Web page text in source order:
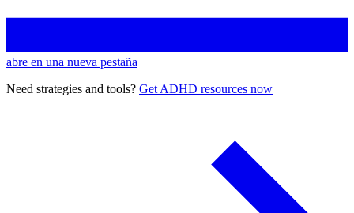
abre en una nueva pestaña
Need strategies and tools? Get ADHD resources now